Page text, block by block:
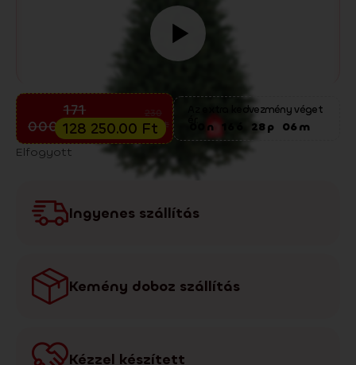
128 250.00 Ft
900.00 Ft
171
000.00 Ft
Az extra kedvezmény véget
n 16 28p 05 m
Elfogyott
Ingyenes szállítás
Kemény doboz szállítás
Kézzel készített